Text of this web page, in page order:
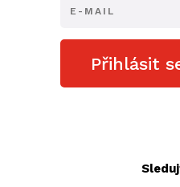
Přihlásit